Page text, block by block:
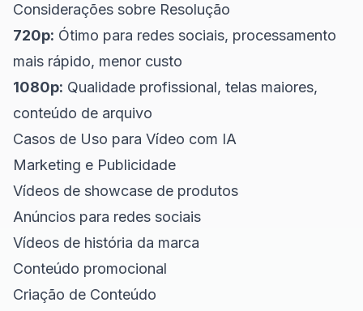
Considerações sobre Resolução
720p: Ótimo para redes sociais, processamento
mais rápido, menor custo
1080p: Qualidade profissional, telas maiores,
conteúdo de arquivo
Casos de Uso para Vídeo com IA
Marketing e Publicidade
Vídeos de showcase de produtos
Anúncios para redes sociais
Vídeos de história da marca
Conteúdo promocional
Criação de Conteúdo